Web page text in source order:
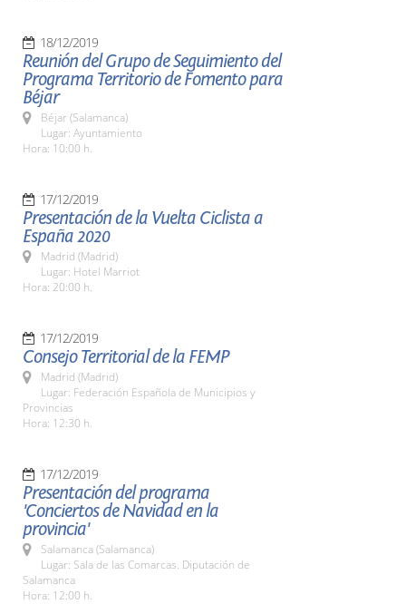
18/12/2019
Reunión del Grupo de Seguimiento del
Programa Territorio de Fomento para
Béjar
Béjar (Salamanca)
Lugar: Ayuntamiento
Hora: 10:00 h.
17/12/2019
Presentación de la Vuelta Ciclista a
España 2020
Madrid (Madrid)
Lugar: Hotel Marriot
Hora: 20:00 h.
17/12/2019
Consejo Territorial de la FEMP
Madrid (Madrid)
Lugar: Federación Española de Municipios y
Provincias
Hora: 12:30 h.
17/12/2019
Presentación del programa
'Conciertos de Navidad en la
provincia'
Salamanca (Salamanca)
Lugar: Sala de las Comarcas. Diputación de
Salamanca
Hora: 12:00 h.